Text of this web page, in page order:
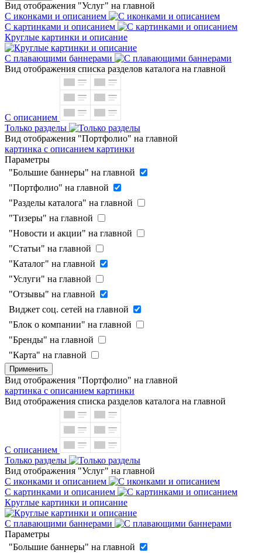
Вид отображения "Услуг" на главной
С иконками и описанием
С картинками и описанием
Круглые картинки и описание
С плавающими баннерами
Вид отображения списка разделов каталога на главной
С описанием
Только разделы
Вид отображения "Портфолио" на главной
картинка с описанием картинки
Параметры
"Большие баннеры" на главной
"Портфолио" на главной
"Разделы каталога" на главной
"Тизеры" на главной
"Новости и акции" на главной
"Статьи" на главной
"Каталог" на главной
"Услуги" на главной
"Отзывы" на главной
Виджет соц. сетей на главной
"Блок о компании" на главной
"Бренды" на главной
"Карта" на главной
Применить
Вид отображения "Портфолио" на главной
картинка с описанием картинки
Вид отображения списка разделов каталога на главной
С описанием
Только разделы
Вид отображения "Услуг" на главной
С иконками и описанием
С картинками и описанием
Круглые картинки и описание
С плавающими баннерами
Параметры
"Большие баннеры" на главной